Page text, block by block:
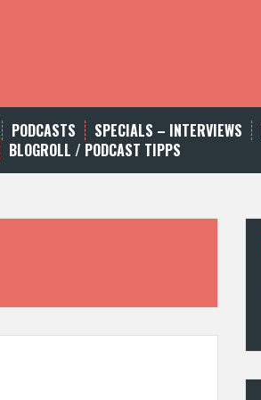
PODCASTS SPECIALS – INTERVIEWS
BLOGROLL / PODCAST TIPPS